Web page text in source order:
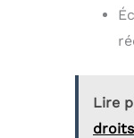
Lire